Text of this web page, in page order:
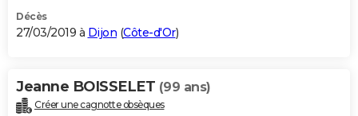
Décès
27/03/2019 à Dijon (Côte-d'Or)
Jeanne BOISSELET (99 ans)
Créer une cagnotte obsèques